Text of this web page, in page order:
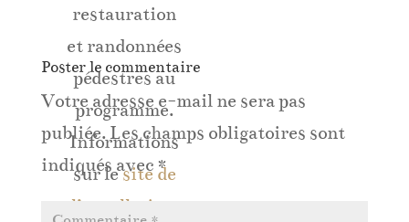
restauration
et randonnées
pédestres au
programme.
Informations
sur lesite de
l’appellation
Poster le commentaire
Votre adresse e-mail ne sera pas
publiée. Les champs obligatoires sont
indiqués avec *